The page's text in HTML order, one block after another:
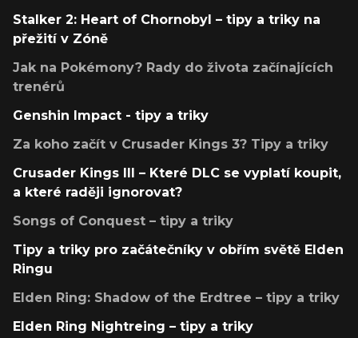
Stalker 2: Heart of Chornobyl – tipy a triky na
přežití v Zóně
Jak na Pokémony? Rady do života začínajících
trenérů
Genshin Impact - tipy a triky
Za koho začít v Crusader Kings 3? Tipy a triky
Crusader Kings III – Které DLC se vyplatí koupit,
a které raději ignorovat?
Songs of Conquest – tipy a triky
Tipy a triky pro začátečníky v obřím světě Elden
Ringu
Elden Ring: Shadow of the Erdtree – tipy a triky
Elden Ring Nightreing – tipy a triky